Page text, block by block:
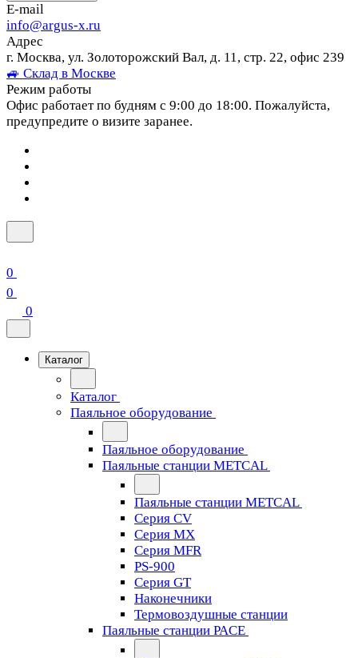
E-mail
info@argus-x.ru
Адрес
г. Москва, ул. Золоторожский Вал, д. 11, стр. 22, офис 239
🚙 Склад в Москве
Режим работы
Офис работает по будням с 9:00 до 18:00. Пожалуйста,
предупредите о визите заранее.
0
0
0
Каталог
Каталог
Паяльное оборудование
Паяльное оборудование
Паяльные станции METCAL
Паяльные станции METCAL
Серия CV
Серия MX
Серия MFR
PS-900
Серия GT
Наконечники
Термовоздушные станции
Паяльные станции PACE